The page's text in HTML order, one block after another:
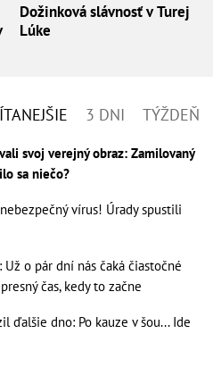
Dožinková slávnosť v Turej
Lúke
3 DNI TÝŽDEŇ
svoj verejný obraz: Zamilovaný
sa niečo?
vírus! Úrady spustili
o pár dní nás čaká čiastočné
čas, kedy to začne
ďalšie dno: Po kauze v šou... Ide